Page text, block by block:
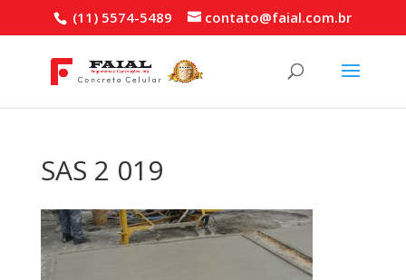
(11) 5574-5489 contato@faial.com.br
SAS 2 019